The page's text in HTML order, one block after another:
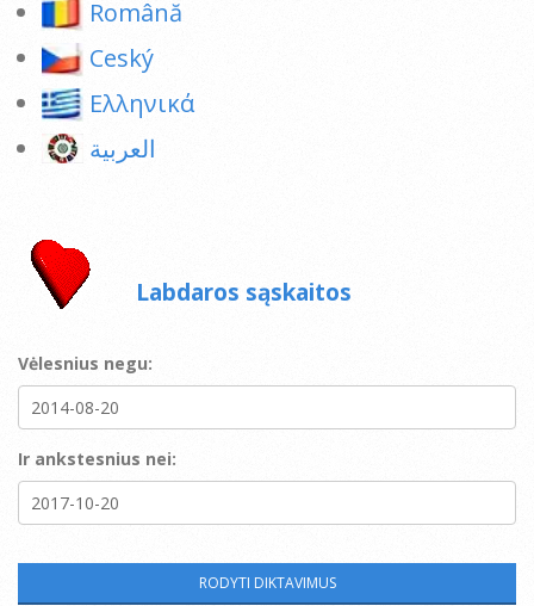
Română
Ceský
Ελληνικά
العربية
Labdaros sąskaitos
Vėlesnius negu:
Ir ankstesnius nei: